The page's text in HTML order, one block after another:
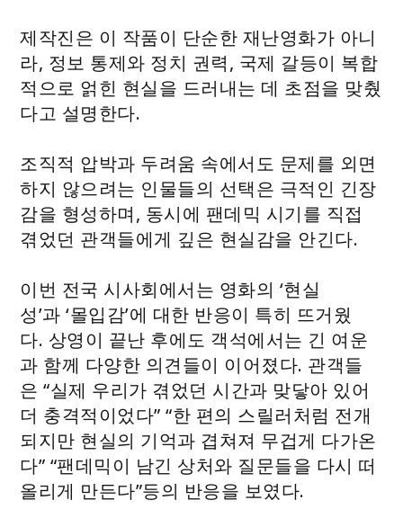
제작진은 이 작품이 단순한 재난영화가 아니
라, 정보 통제와 정치 권력, 국제 갈등이 복합
적으로 얽힌 현실을 드러내는 데 초점을 맞췄
다고 설명한다.
조직적 압박과 두려움 속에서도 문제를 외면
하지 않으려는 인물들의 선택은 극적인 긴장
감을 형성하며, 동시에 팬데믹 시기를 직접
겪었던 관객들에게 깊은 현실감을 안긴다.
이번 전국 시사회에서는 영화의 ‘현실
성’과 ‘몰입감’에 대한 반응이 특히 뜨거웠
다. 상영이 끝난 후에도 객석에서는 긴 여운
과 함께 다양한 의견들이 이어졌다. 관객들
은 “실제 우리가 겪었던 시간과 맞닿아 있어
더 충격적이었다” “한 편의 스릴러처럼 전개
되지만 현실의 기억과 겹쳐져 무겁게 다가온
다” “팬데믹이 남긴 상처와 질문들을 다시 떠
올리게 만든다”등의 반응을 보였다.